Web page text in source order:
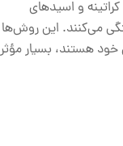
و اسید‌های
می‌کنند. این روش‌ها
خود هستند، بسیار مؤثر